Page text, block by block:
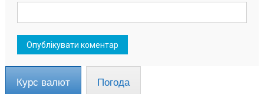
Курс валют Погода